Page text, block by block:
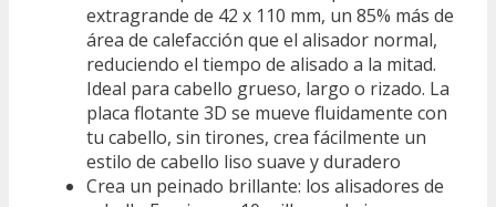
extragrande de 42 x 110 mm, un 85% más de
área de calefacción que el alisador normal,
reduciendo el tiempo de alisado a la mitad.
Ideal para cabello grueso, largo o rizado. La
placa flotante 3D se mueve fluidamente con
tu cabello, sin tirones, crea fácilmente un
estilo de cabello liso suave y duradero
Crea un peinado brillante: los alisadores de